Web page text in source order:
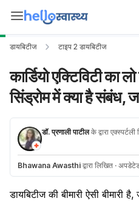
डायबिटीज टाइप 2 डायबिटीज
कार्डियो एक्टिविटी का
सिंड्रोम में क्या है संबंध,
डॉ. प्रणाली पाटीलके द्वारा एक्स्पर्टली
Bhawana Awasthi द्वारा लिखित ·
डायबिटीज की बीमारी ऐसी बीमारी